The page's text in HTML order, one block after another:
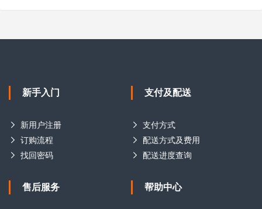
新手入门
新用户注册
订购流程
找回密码
支付及配送
支付方式
配送方式及费用
配送进度查询
售后服务 帮助中心